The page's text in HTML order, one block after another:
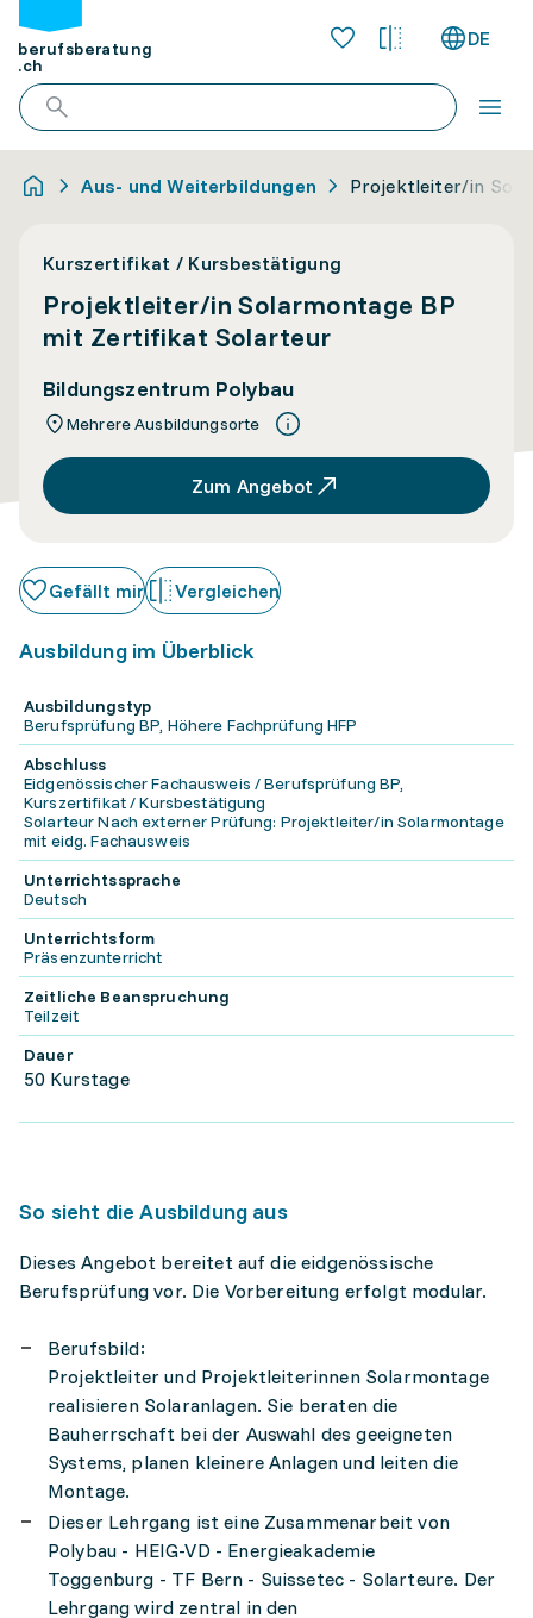
berufsberatung
.ch
DE
Aus- und Weiterbildungen Projektleiter/in
Kurszertifikat / Kursbestätigung
Projektleiter/in Solarmontage BP
mit Zertifikat Solarteur
Bildungszentrum Polybau
Mehrere Ausbildungsorte
Zum Angebot
Gefällt mir Vergleichen
Ausbildung im Überblick
Ausbildungstyp
Berufsprüfung BP, Höhere Fachprüfung HFP
Abschluss
Eidgenössischer Fachausweis / Berufsprüfung BP,
Kurszertifikat / Kursbestätigung
Solarteur Nach externer Prüfung: Projektleiter/in Solarmontage
mit eidg. Fachausweis
Unterrichtssprache
Deutsch
Unterrichtsform
Präsenzunterricht
Zeitliche Beanspruchung
Teilzeit
Dauer
50 Kurstage
So sieht die Ausbildung aus
Dieses Angebot bereitet auf die eidgenössische
Berufsprüfung vor. Die Vorbereitung erfolgt modular.
Berufsbild:
Projektleiter und Projektleiterinnen Solarmontage
realisieren Solaranlagen. Sie beraten die
Bauherrschaft bei der Auswahl des geeigneten
Systems, planen kleinere Anlagen und leiten die
Montage.
Dieser Lehrgang ist eine Zusammenarbeit von
Polybau - HEIG-VD - Energieakademie
Toggenburg - TF Bern - Suissetec - Solarteure. Der
Lehrgang wird zentral in den